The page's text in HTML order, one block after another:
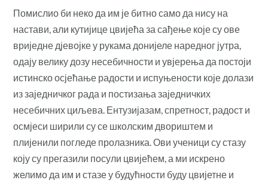
Помислио би неко да им је битно само да нису на
настави, али кутијице цвијећа за сађење које су ове
вриједне дјевојке у рукама донијеле наредног јутра,
одају велику дозу несебичности и увјерења да постоји
истинско осјећање радости и испуњености које долази
из заједничког рада и постизања заједничких
несебичних циљева. Ентузијазам, спретност, радост и
осмјеси ширили су се школским двориштем и
плијенили погледе пролазника. Ови ученици су стазу
коју су прегазили посули цвијећем, а ми искрено
желимо да им и стазе у будућности буду цвијетне и